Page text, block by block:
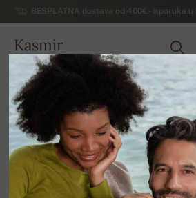
BESPLATNA dostava od 400€ - Isporuka
Kasmir
HRVATSKA
Kuća
Luksuzni muški džemperi od kašmira
Muške dolčevite od kašmira